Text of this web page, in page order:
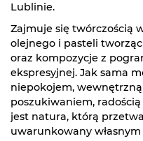
Lublinie.
Zajmuje się twórczością
olejnego i pasteli
oraz kompozycje z
ekspresyjnej. Jak sama
niepokojem,
poszukiwaniem,
jest natura, którą
uwarunkowany